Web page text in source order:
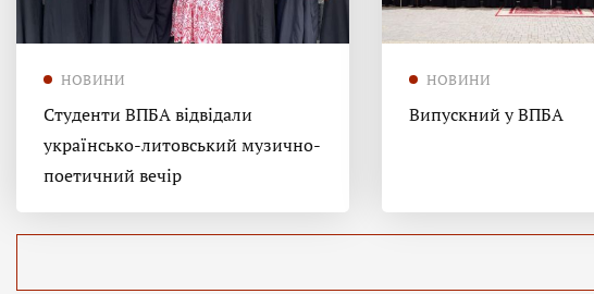
НОВИНИ
Студенти ВПБА відвідали
українсько-литовський музично-
поетичний вечір
НОВИНИ
Випускний у ВПБА